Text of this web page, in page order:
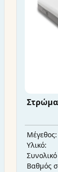
Στρώμα
Μέγεθος:
Υλικό:
Βαθμός